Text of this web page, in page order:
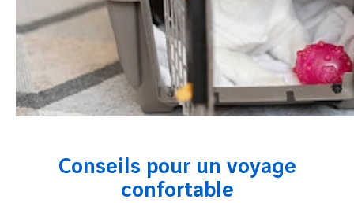
Conseils pour un voyage
confortable